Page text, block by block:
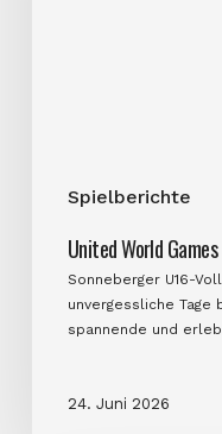
Spielberichte
United World Games
Sonneberger U16-
unvergessliche Tage
spannende und
24. Juni 2026